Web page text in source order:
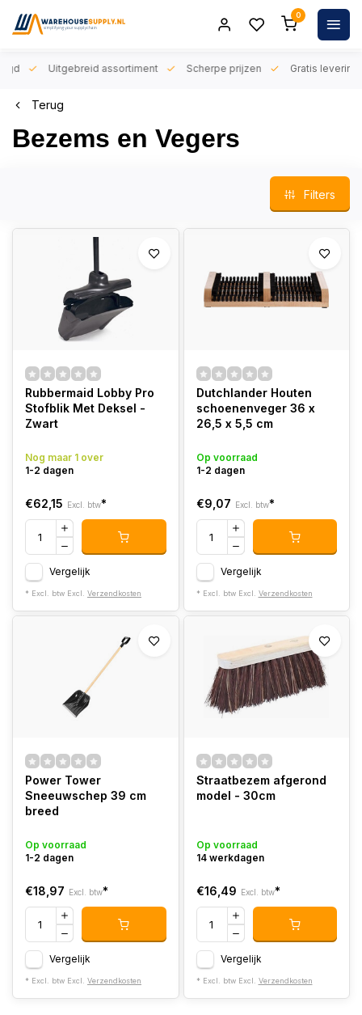
0
Uitgebreid assortiment Scherpe prijzen Gratis levering
Terug
Bezems en Vegers
Filters
Rubbermaid Lobby Pro
Stofblik Met Deksel -
Zwart
Nog maar 1 over
1-2 dagen
€62,15 Excl. btw*
Vergelijk
* Excl. btw Excl. Verzendkosten
Dutchlander Houten
schoenenveger 36 x
26,5 x 5,5 cm
Op voorraad
1-2 dagen
€9,07 Excl. btw*
Vergelijk
* Excl. btw Excl. Verzendkosten
Power Tower
Sneeuwschep 39 cm
breed
Op voorraad
1-2 dagen
€18,97 Excl. btw*
Vergelijk
* Excl. btw Excl. Verzendkosten
Straatbezem afgerond
model - 30cm
Op voorraad
14 werkdagen
€16,49 Excl. btw*
Vergelijk
* Excl. btw Excl. Verzendkosten